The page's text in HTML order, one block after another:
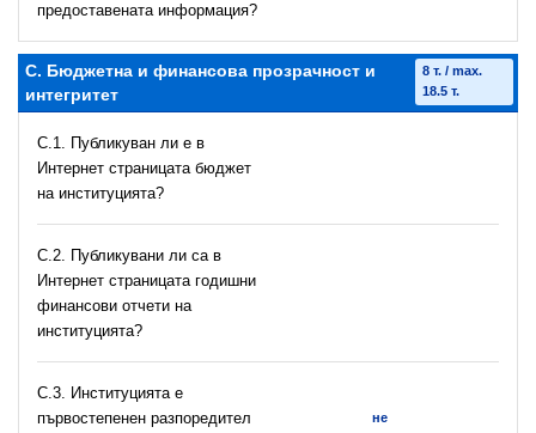
предоставената информация?
C. Бюджетна и финансова прозрачност и
интегритет
8 т. / max.
18.5 т.
C.1. Публикуван ли е в
Интернет страницата бюджет
на институцията?
C.2. Публикувани ли са в
Интернет страницата годишни
финансови отчети на
институцията?
C.3. Институцията е
първостепенен разпоредител
не